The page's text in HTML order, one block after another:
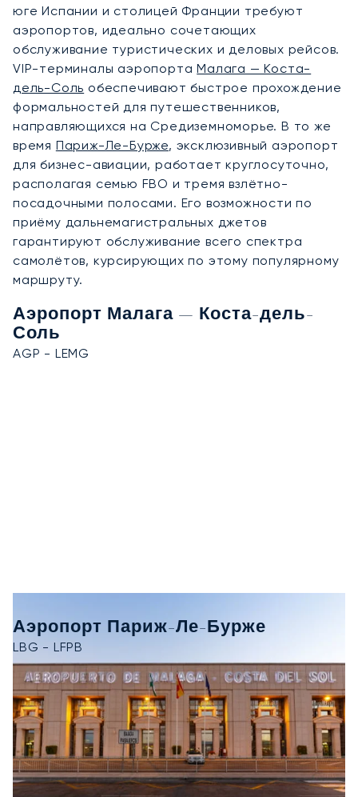
юге Испании и столицей Франции требуют
аэропортов, идеально сочетающих
обслуживание туристических и деловых рейсов.
VIP-терминалы аэропортаМалага — Коста-
дель-Соль обеспечивают быстрое прохождение
формальностей для путешественников,
направляющихся на Средиземноморье. В то же
время Париж-Ле-Бурже, эксклюзивный аэропорт
для бизнес-авиации, работает круглосуточно,
располагая семью FBO и тремя взлётно-
посадочными полосами. Его возможности по
приёму дальнемагистральных джетов
гарантируют обслуживание всего спектра
самолётов, курсирующих по этому популярному
маршруту.
Аэропорт Малага — Коста-дель-
Соль
AGP - LEMG
Аэропорт Париж-Ле-Бурже
LBG - LFPB